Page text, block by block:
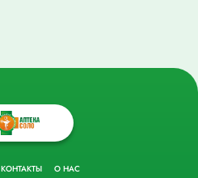
КОНТАКТЫ О НАС